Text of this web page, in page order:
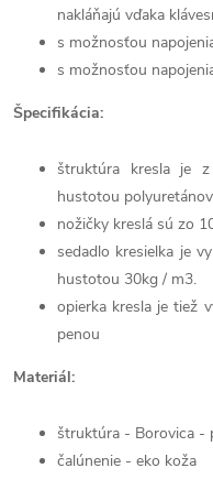
nakláňajú vďaka
s možnosťou
s možnosťou
Špecifikácia:
štruktúra kresla je
hustotou
nožičky kreslá sú zo
sedadlo kresielka je
hustotou 30kg / m3.
opierka kresla je tiež
penou
Materiál:
štruktúra - Borovica -
čalúnenie - eko koža